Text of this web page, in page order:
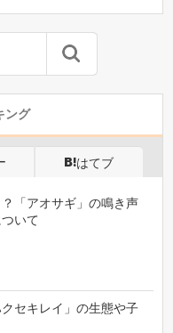
ング
はてブ
「アオサギ」の鳴き声
いて
セキレイ」の生態や子